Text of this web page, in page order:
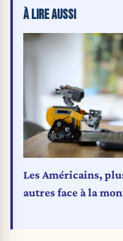
À LIRE AUSSI
Les Américains,
autres face à la